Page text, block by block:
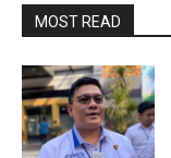
MOST READ